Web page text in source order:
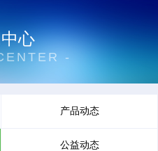
心
-
产品动态
公益动态